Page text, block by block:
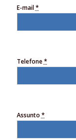
E-mail*
Telefone*
Assunto *